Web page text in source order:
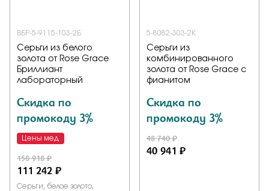
ВБР-5-9115-103-2Б
Серьги из белого
золота от Rose Grace
Бриллиант
лабораторный
Скидка по
промокоду 3%
Цены мед
158 918 ₽
111 242 ₽
Серьги, белое золото,
5-8082-303-2К
Серьги из
комбинированного
золота от Rose Grace с
фианитом
Скидка по
промокоду 3%
48 740 ₽
40 941 ₽